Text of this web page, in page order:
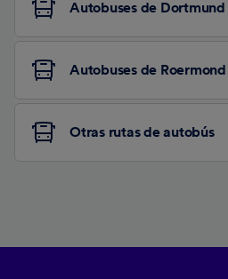
Autobuses de Dortmund
Autobuses de Roermond
Otras rutas de autobús